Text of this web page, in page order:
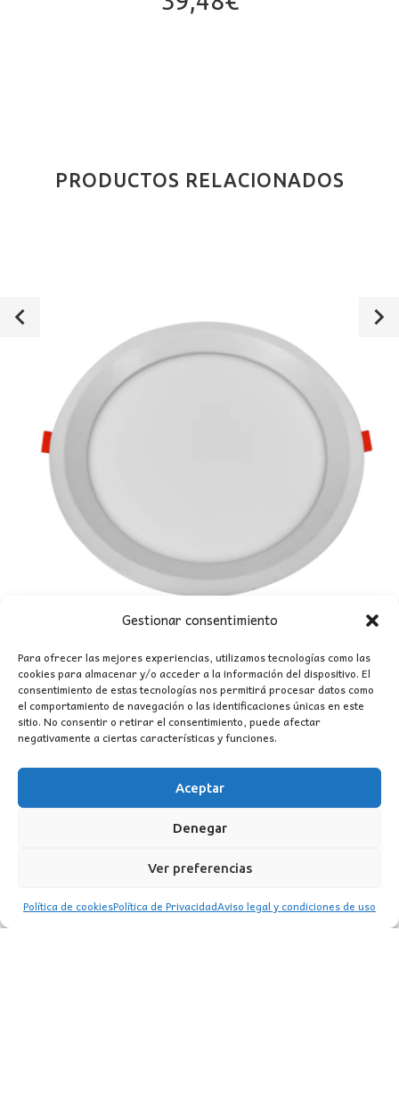
Gestionar consentimiento
Para ofrecer las mejores experiencias, utilizamos tecnologías como las
cookies para almacenar y/o acceder a la información del dispositivo. El
consentimiento de estas tecnologías nos permitirá procesar datos como
el comportamiento de navegación o las identificaciones únicas en este
sitio. No consentir o retirar el consentimiento, puede afectar
negativamente a ciertas características y funciones.
Aceptar
Denegar
Ver preferencias
Política de cookiesPolítica de PrivacidadAviso legal y condiciones de uso
PRODUCTOS RELACIONADOS
DOWNLIGHT LED CCT 6W BLANCO
5,50€